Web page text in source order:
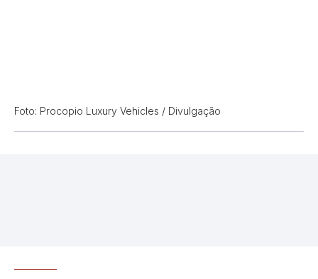
Foto: Procopio Luxury Vehicles / Divulgação